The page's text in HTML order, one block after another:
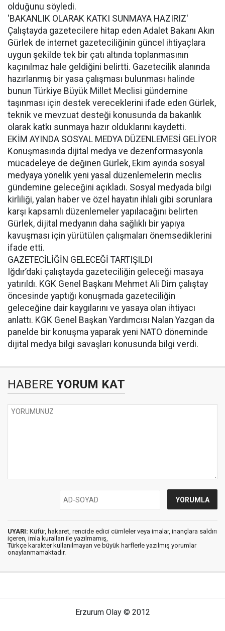
olduğunu söyledi.
'BAKANLIK OLARAK KATKI SUNMAYA HAZIRIZ'
Çalıştayda gazetecilere hitap eden Adalet Bakanı Akın
Gürlek de internet gazeteciliğinin güncel ihtiyaçlara
uygun şekilde tek bir çatı altında toplanmasının
kaçınılmaz hale geldiğini belirtti. Gazetecilik alanında
hazırlanmış bir yasa çalışması bulunması halinde
bunun Türkiye Büyük Millet Meclisi gündemine
taşınması için destek vereceklerini ifade eden Gürlek,
teknik ve mevzuat desteği konusunda da bakanlık
olarak katkı sunmaya hazır olduklarını kaydetti.
EKİM AYINDA SOSYAL MEDYA DÜZENLEMESİ GELİYOR
Konuşmasında dijital medya ve dezenformasyonla
mücadeleye de değinen Gürlek, Ekim ayında sosyal
medyaya yönelik yeni yasal düzenlemelerin meclis
gündemine geleceğini açıkladı. Sosyal medyada bilgi
kirliliği, yalan haber ve özel hayatın ihlali gibi sorunlara
karşı kapsamlı düzenlemeler yapılacağını belirten
Gürlek, dijital medyanın daha sağlıklı bir yapıya
kavuşması için yürütülen çalışmaları önemsediklerini
ifade etti.
GAZETECİLİĞİN GELECEĞİ TARTIŞILDI
Iğdır’daki çalıştayda gazeteciliğin geleceği masaya
yatırıldı. KGK Genel Başkanı Mehmet Ali Dim çalıştay
öncesinde yaptığı konuşmada gazeteciliğin
geleceğine dair kaygılarını ve yasaya olan ihtiyacı
anlattı. KGK Genel Başkan Yardımcısı Nalan Yazgan da
panelde bir konuşma yaparak yeni NATO döneminde
dijital medya bilgi savaşları konusunda bilgi verdi.
HABERE YORUM KAT
UYARI: Küfür, hakaret, rencide edici cümleler veya imalar, inançlara saldırı
içeren, imla kuralları ile yazılmamış,
Türkçe karakter kullanılmayan ve büyük harflerle yazılmış yorumlar
onaylanmamaktadır.
Erzurum Olay © 2012